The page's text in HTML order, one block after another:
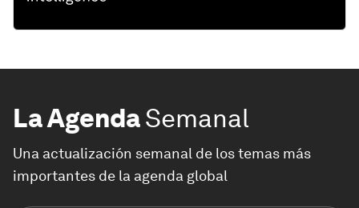
La AgendaSemanal
Una actualización semanal de los temas más
importantes de la agenda global